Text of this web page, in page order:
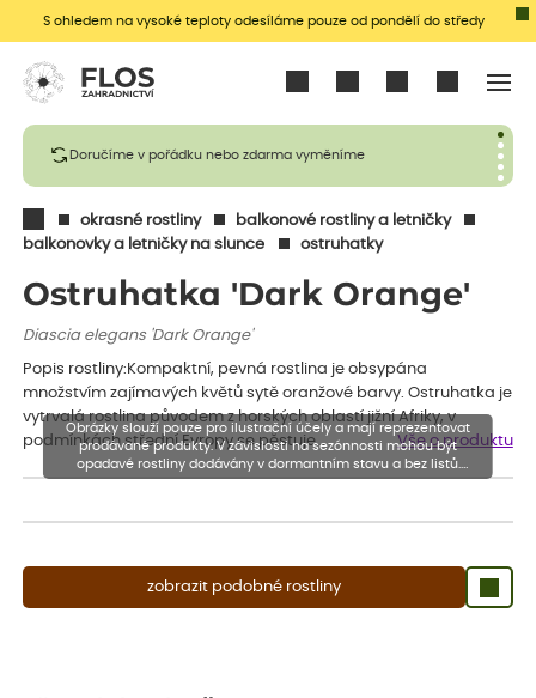
S ohledem na vysoké teploty odesíláme pouze od pondělí do středy
Doručíme v pořádku nebo zdarma vyměníme
okrasné rostliny
balkonové rostliny a letničky
balkonovky a letničky na slunce
ostruhatky
Ostruhatka 'Dark Orange'
Diascia elegans 'Dark Orange'
Popis rostliny:Kompaktní, pevná rostlina je obsypána
množstvím zajímavých květů sytě oranžové barvy. Ostruhatka je
vytrvalá rostlina původem z horských oblastí jižní Afriky, v
podmínkách střední Evropy se pěstuje…
Vše o produktu
zobrazit podobné rostliny
Obrázky slouží pouze pro ilustrační účely a mají reprezentovat
prodávané produkty. V závislosti na sezónnosti mohou být
opadavé rostliny dodávány v dormantním stavu a bez listů.
Rostliny mohou být také sestřiženy níže, než je uvedená výška,